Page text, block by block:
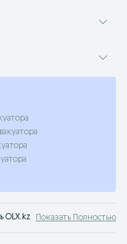
OLX.kz Показать Полностью